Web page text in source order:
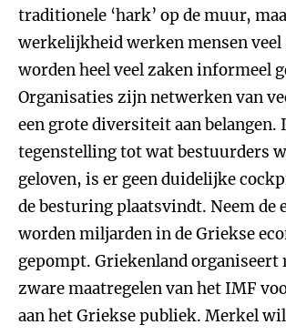
traditionele ‘hark’ op de muur,
werkelijkheid werken mensen veel
worden heel veel zaken informeel
Organisaties zijn netwerken van
een grote diversiteit aan belangen.
tegenstelling tot wat bestuurders
geloven, is er geen duidelijke
de besturing plaatsvindt. Neem de
worden miljarden in de Griekse
gepompt. Griekenland organiseert
zware maatregelen van het IMF
aan het Griekse publiek. Merkel